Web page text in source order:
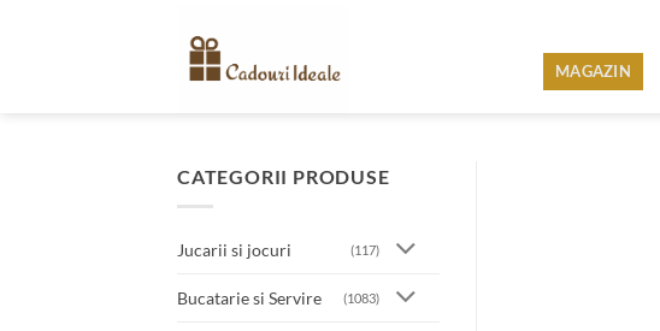
MAGAZIN
CATEGORII PRODUSE
Jucarii si jocuri (117)
Bucatarie si Servire (1083)